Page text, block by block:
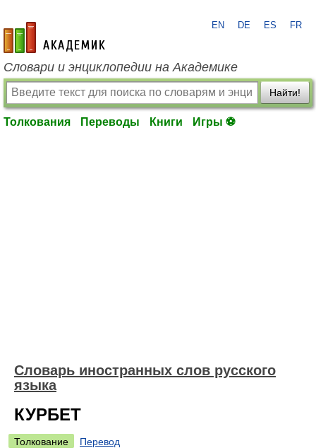
academic.ru
EN DE ES FR
Словари и энциклопедии на Академике
Найти!
Толкования Переводы Книги Игры ⚽
Словарь иностранных слов русского
языка
КУРБЕТ
Толкование
Перевод